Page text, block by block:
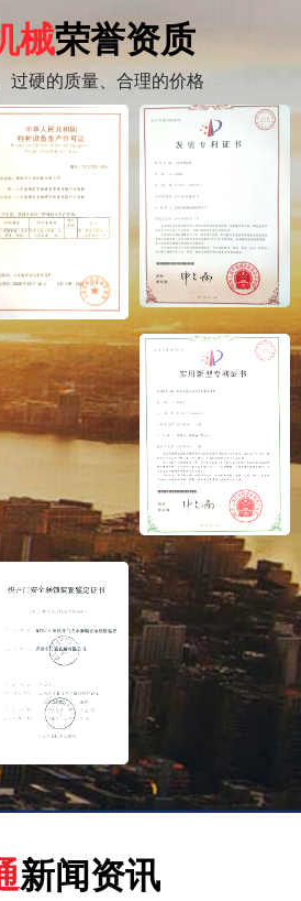
械荣誉资质
过硬的质量、合理的价格
新闻资讯